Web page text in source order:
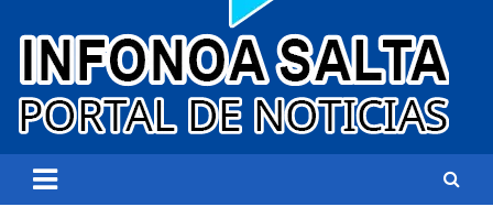
Infonoa Salta